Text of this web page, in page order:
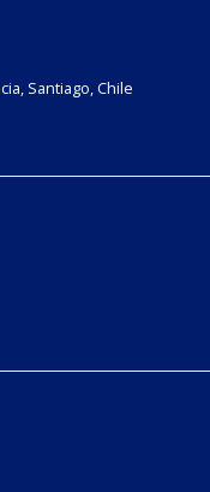
Santiago, Chile